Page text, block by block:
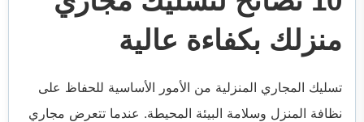
منزلك بكفاءة عالية
تسليك المجاري المنزلية من الأمور الأساسية للحفاظ على
نظافة المنزل وسلامة البيئة المحيطة. عندما تتعرض مجاري